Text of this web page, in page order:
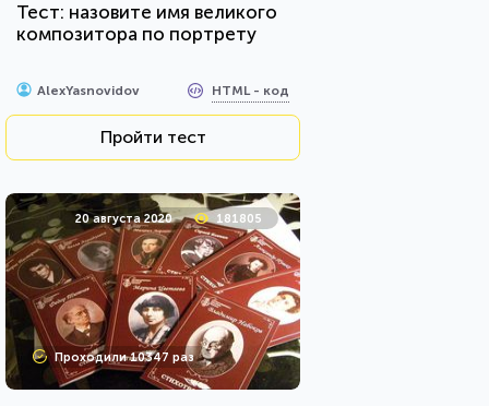
Тест: назовите имя великого
композитора по портрету
AlexYasnovidov HTML - код
Пройти тест
20 августа 2020 181805
Проходили 10347 раз